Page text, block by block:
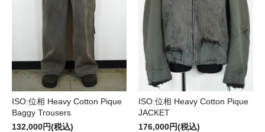
ISO:位相 Heavy Cotton Pique
Baggy Trousers
132,000円(税込)
ISO:位相 Heavy Cotton Pique
JACKET
176,000円(税込)